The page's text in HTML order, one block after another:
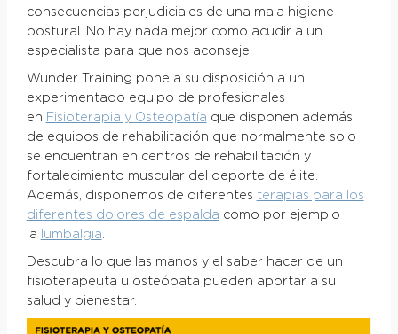
consecuencias perjudiciales de una mala higiene
postural. No hay nada mejor como acudir a un
especialista para que nos aconseje.
Wunder Training pone a su disposición a un
experimentado equipo de profesionales
en Fisioterapia y Osteopatía que disponen además
de equipos de rehabilitación que normalmente solo
se encuentran en centros de rehabilitación y
fortalecimiento muscular del deporte de élite.
Además, disponemos de diferentes terapias para los
diferentes dolores de espalda como por ejemplo
la
lumbalgia
Descubra lo que las manos y el saber hacer de un
fisioterapeuta u osteópata pueden aportar a su
salud y bienestar.